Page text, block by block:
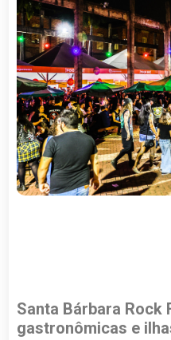
Santa Bárbara Rock
gastronômicas e